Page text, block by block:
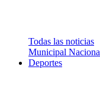
Todas las noticias
Municipal
Deportes